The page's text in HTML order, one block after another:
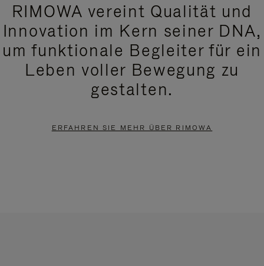
RIMOWA vereint Qualität und
Innovation im Kern seiner DNA,
um funktionale Begleiter für ein
Leben voller Bewegung zu
gestalten.
ERFAHREN SIE MEHR ÜBER RIMOWA